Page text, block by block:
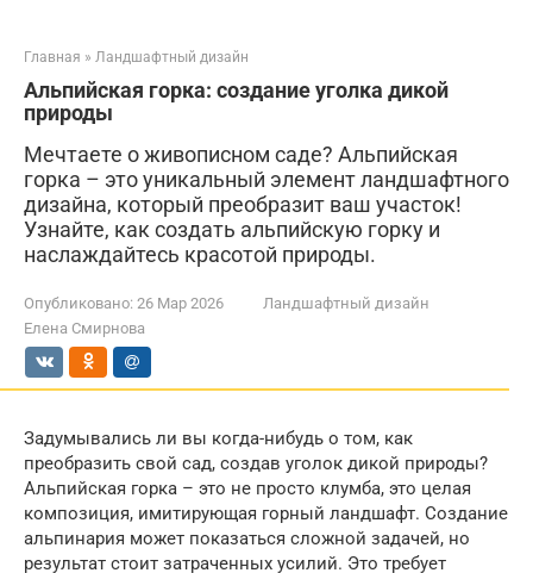
Главная » Ландшафтный дизайн
Альпийская горка: создание уголка дикой
природы
Мечтаете о живописном саде? Альпийская
горка – это уникальный элемент ландшафтного
дизайна, который преобразит ваш участок!
Узнайте, как создать альпийскую горку и
наслаждайтесь красотой природы.
Опубликовано: 26 Мар 2026
Ландшафтный дизайн
Елена Смирнова
Задумывались ли вы когда-нибудь о том, как
преобразить свой сад, создав уголок дикой природы?
Альпийская горка – это не просто клумба, это целая
композиция, имитирующая горный ландшафт. Создание
альпинария может показаться сложной задачей, но
результат стоит затраченных усилий. Это требует